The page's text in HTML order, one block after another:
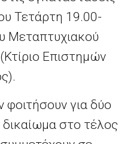
Τετάρτη 19.00-
Μεταπτυχιακού
Επιστημών
για δύο
στο τέλος